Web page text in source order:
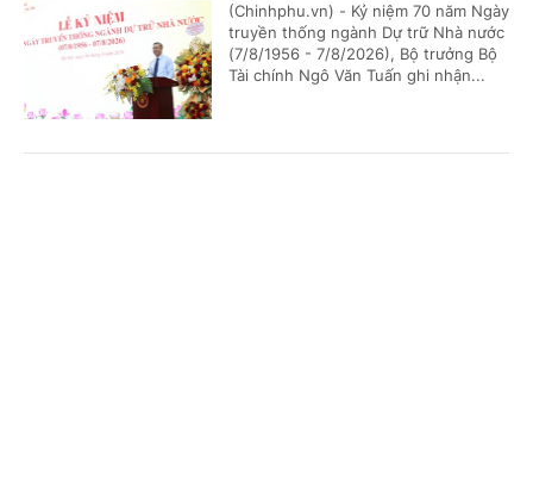
(Chinhphu.vn) - Kỷ niệm 70 năm Ngày
truyền thống ngành Dự trữ Nhà nước
(7/8/1956 - 7/8/2026), Bộ trưởng Bộ
Tài chính Ngô Văn Tuấn ghi nhận...